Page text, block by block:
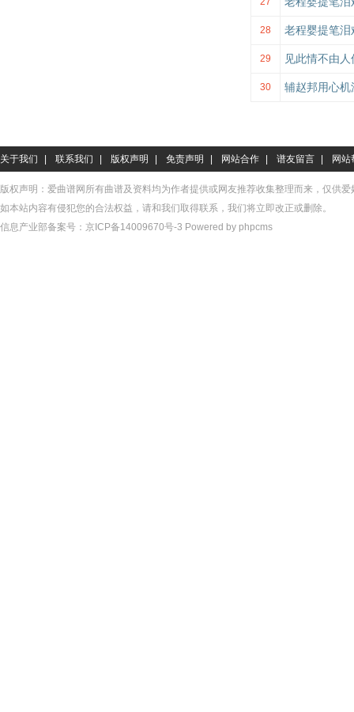
28 老程婴提笔
29 见此情不由
30 辅赵邦用心
关于我们 联系我们 版权声明 免责声明 网站合作 谱友留言 网站
版权声明：爱曲谱网所有曲谱及资料均为作者提供或网友推荐收集整理而来，仅供
如本站内容有侵犯您的合法权益，请和我们取得联系，我们将立即改正或删除。
信息产业部备案号： 京ICP备14009670号-3 Powered by phpcms